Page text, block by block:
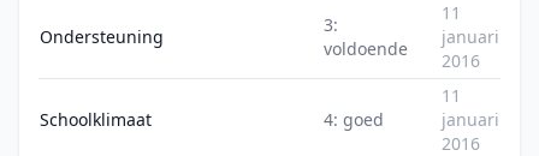
Ondersteuning
3:
voldoende
11
januari
2016
Schoolklimaat 4: goed
11
januari
2016